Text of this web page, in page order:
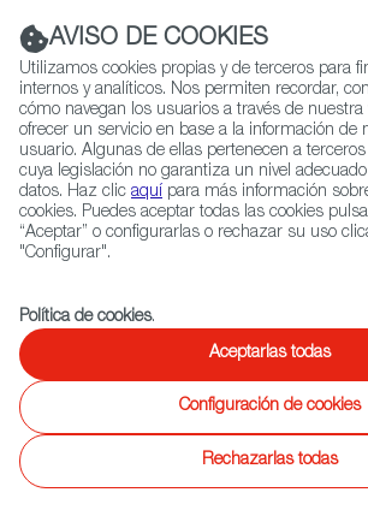
Navigation link
|
QUIÉNES SOMOS RED EXTERIOR
Ficción
Animación
Animación
Focus
on
ActualidadÚltimos
No se ha
AVISO DE COOKIES
Utilizamos cookies propias y de terceros para
internos y analíticos. Nos permiten recordar,
cómo navegan los usuarios a través de
ofrecer un servicio en base a la información de
usuario. Algunas de ellas pertenecen a
cuya legislación no garantiza un nivel
datos. Haz clic aquí para más información
cookies. Puedes aceptar todas las cookies
“Aceptar” o configurarlas o rechazar su uso
"Configurar".
Política de cookies.
Aceptarlas todas
Configuración de cookies
Rechazarlas todas